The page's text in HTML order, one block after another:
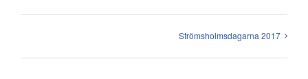
Strömsholmsdagarna 2017